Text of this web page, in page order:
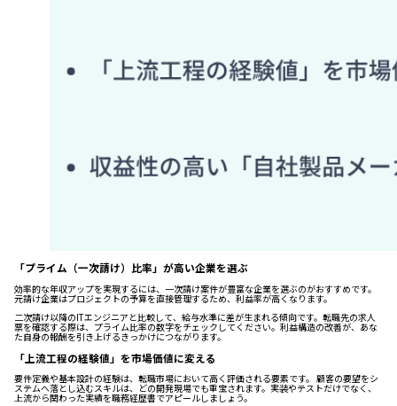
「プライム（一次請け）比率」が高い企業を選ぶ
効率的な年収アップを実現するには、一次請け案件が豊富な企業を選ぶのがおすすめです。
元請け企業はプロジェクトの予算を直接管理するため、利益率が高くなります。
二次請け以降のITエンジニアと比較して、給与水準に差が生まれる傾向です。転職先の求人
票を確認する際は、プライム比率の数字をチェックしてください。利益構造の改善が、あな
た自身の報酬を引き上げるきっかけにつながります。
「上流工程の経験値」を市場価値に変える
要件定義や基本設計の経験は、転職市場において高く評価される要素です。 顧客の要望をシ
ステムへ落とし込むスキルは、どの開発現場でも重宝されます。実装やテストだけでなく、
上流から関わった実績を職務経歴書でアピールしましょう。